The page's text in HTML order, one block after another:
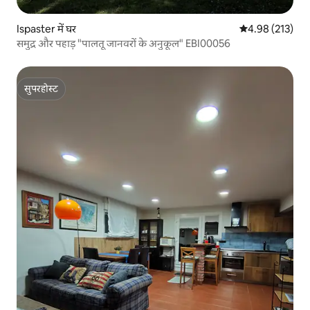
Ispaster में घर औसत रेटिंग 5 में से
4.98 (213)
समुद्र और पहाड़ "पालतू जानवरों के अनुकूल" EBI00056
सुपरहोस्ट
सुपरहोस्ट